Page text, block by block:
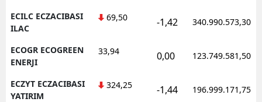
ECILC ECZACIBASI
ILAC
69,50 -1,42 340.990.573,30
ECOGR ECOGREEN
ENERJI
33,94 0,00 123.749.581,50
ECZYT ECZACIBASI
YATIRIM
324,25 -1,44 196.999.171,75